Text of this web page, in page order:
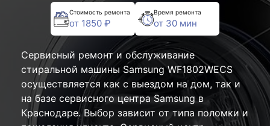
Стоимость ремонта
от 1850 ₽
Время ремонта
от 30 мин
Сервисный ремонт и обслуживание
стиральной машины Samsung WF1802WECS
осуществляется как с выездом на дом, так и
на базе сервисного центра Samsung в
Краснодаре. Выбор зависит от типа поломки и